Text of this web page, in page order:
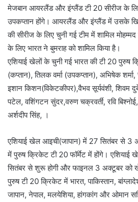
मेजबान आयरलैंड और इंग्लैंड टी 20 सीरीज के लिए
उपकप्तान होंगे। आयरलैंड और इंग्लैंड में उसके
की सीरीज के लिए चुनी गई टीम में शामिल
के लिए भारत ने बुमराह को शामिल किया है।
एशियाई खेलों के चुनी गई भारत की टी 20 पुरुष
(कप्तान), तिलक वर्मा (उपकप्तान), अभिषेक
इशान किशन(विकेटकीपर),वैभव सूर्यवंशी, शिवम
पटेल, वशिंगटन सुंदर,वरुण चक्रवर्ती, रवि बिश्नोई,
अर्शदीप सिंह, ।
एशियाई खेल आइची(जापान) में 27 सितंबर से 3
में पुरुष क्रिकेट टी 20 फॉर्मेट में होंगे। एशियाई
सितंबर से शुरू होगी और फाइनल 3 अक्टूबर को
पुरुष टी 20 क्रिकेट में भारत, पाकिस्तान,
जापान, नेपाल, मलयेशिया, हांगकांग और ओमान